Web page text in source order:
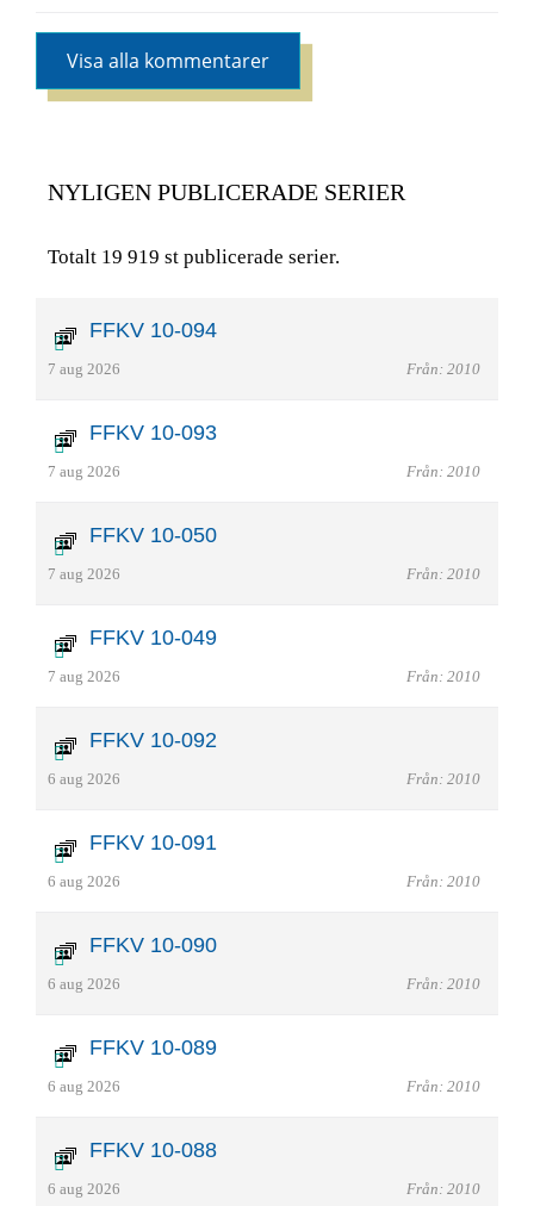
Visa alla kommentarer
NYLIGEN PUBLICERADE SERIER
Totalt 19 919 st publicerade serier.
FFKV 10-094
7 aug 2026 Från: 2010
FFKV 10-093
7 aug 2026 Från: 2010
FFKV 10-050
7 aug 2026 Från: 2010
FFKV 10-049
7 aug 2026 Från: 2010
FFKV 10-092
6 aug 2026 Från: 2010
FFKV 10-091
6 aug 2026 Från: 2010
FFKV 10-090
6 aug 2026 Från: 2010
FFKV 10-089
6 aug 2026 Från: 2010
FFKV 10-088
6 aug 2026 Från: 2010